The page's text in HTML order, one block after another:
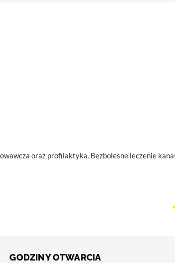
oraz profilaktyka. Bezbolesne leczenie
GODZINY OTWARCIA